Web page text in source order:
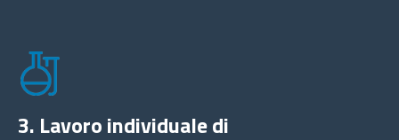
3. Lavoro individuale di